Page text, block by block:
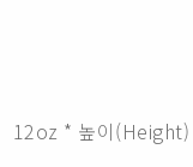
12oz * 높이